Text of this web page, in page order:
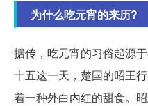
为什么吃元宵的来历?
据传，吃元宵的习俗起源
十五这一天，楚国的昭王
着一种外白内红的甜食。